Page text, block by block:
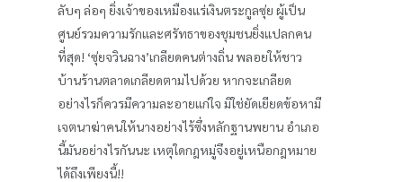
ลับๆ ล่อๆ ยิ่งเจ้าของเหมืองแร่เงินตระกูลซุ่ย ผู้เป็น
ศูนย์รวมความรักและศรัทธาของชุมชนยิ่งแปลกคน
ที่สุด! ‘ซุ่ยจวินฉาง’เกลียดคนต่างถิ่น พลอยให้ชาว
บ้านร้านตลาดเกลียดตามไปด้วย หากจะเกลียด
อย่างไรก็ควรมีความละอายแก่ใจ มิใช่ยัดเยียดข้อหามี
เจตนาฆ่าคนให้นางอย่างไร้ซึ่งหลักฐานพยาน อำเภอ
นี้มันอย่างไรกันนะ เหตุใดกฎหมู่จึงอยู่เหนือกฎหมาย
ได้ถึงเพียงนี้!!